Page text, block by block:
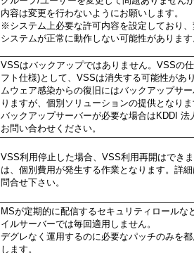
内容は変更を行わないようにお願いします。
※システム上必要な許可内容を設定しており
システムが正常に動作しない可能性がありま
VSSはバックアップではありません。VSSの
フト仕様)として、VSSは消失する可能性があ
ムウェア感染からの復旧にはバックアップサ
りますが、個別ソリューションの提供となり
バックアップサーバーが必要な場合はKDDI 法
お問い合わせください。
VSS利用停止した場合、VSS利用再開はでき
は、個別費用が発生する作業となります。詳
問合せ下さい。
MSが定期的に配信するセキュリティロールな
イルサーバーでは毎回適用しません。
デグレなく運用するのに必要なパッチのみを
します。